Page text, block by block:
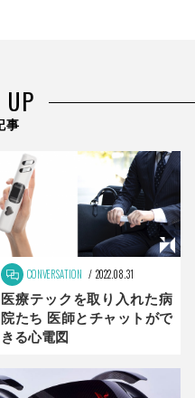
事
CONVERSATION 2022.08.31
医療テックを取り入れた病
院たち 医師とチャットがで
きる心電図